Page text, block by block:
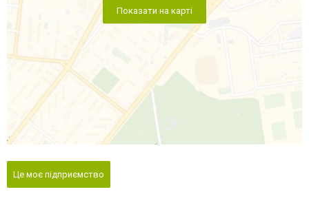
Показати на карті
Це моє підприємство